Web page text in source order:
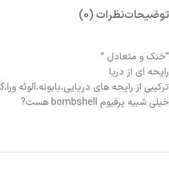
توضیحاتنظرات (0)
“خنك و متعادل ”
رایحه ای از دریا
تركيبى از رايحه هاى دريايي،بابونه،آلوئه
خیلی شبیه پرفیوم bombshell هست?